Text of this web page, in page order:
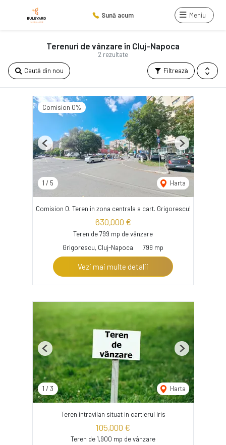
Sună acum Meniu
2 rezultate
Terenuri de vânzare în Cluj-Napoca
Filtrează
Caută din nou
Comision 0%
1 / 5 Harta
Previous Next
Comision 0. Teren in zona centrala a cart. Grigorescu!
630,000 €
Teren de 799 mp de vânzare
Grigorescu, Cluj-Napoca
799 mp
Vezi mai multe detalii
1 / 3 Harta
Previous Next
Teren intravilan situat in cartierul Iris
105,000 €
Teren de 1,900 mp de vânzare